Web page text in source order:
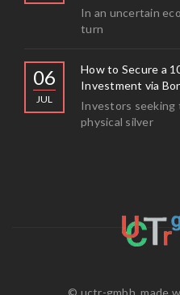
In an uncertain
turn
06
JUL
How to Secure a
Investment via
Investors
physical silver
© uctr-gmbh. made